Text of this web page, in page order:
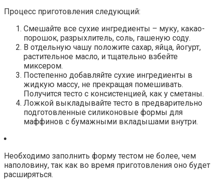
Процесс приготовления следующий:
Смешайте все сухие ингредиенты – муку, какао-
порошок, разрыхлитель, соль, гашеную соду.
В отдельную чашу положите сахар, яйца, йогурт,
растительное масло, и тщательно взбейте
миксером.
Постепенно добавляйте сухие ингредиенты в
жидкую массу, не прекращая помешивать.
Получится тесто с консистенцией, как у сметаны.
Ложкой выкладывайте тесто в предварительно
подготовленные силиконовые формы для
маффинов с бумажными вкладышами внутри.
Необходимо заполнить форму тестом не более, чем
наполовину, так как во время приготовления оно будет
расширяться.